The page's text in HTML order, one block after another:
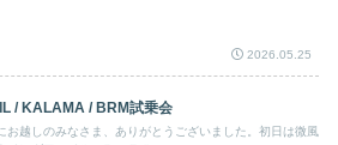
2026.05.25
/ KALAMA / BRM試乗会
お越しのみなさま、ありがとうございました。初日は微風